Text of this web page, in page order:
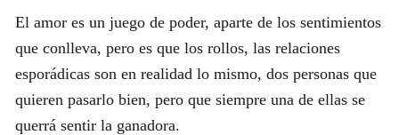
El amor es un juego de poder, aparte de los sentimientos
que conlleva, pero es que los rollos, las relaciones
esporádicas son en realidad lo mismo, dos personas que
quieren pasarlo bien, pero que siempre una de ellas se
querrá sentir la ganadora.